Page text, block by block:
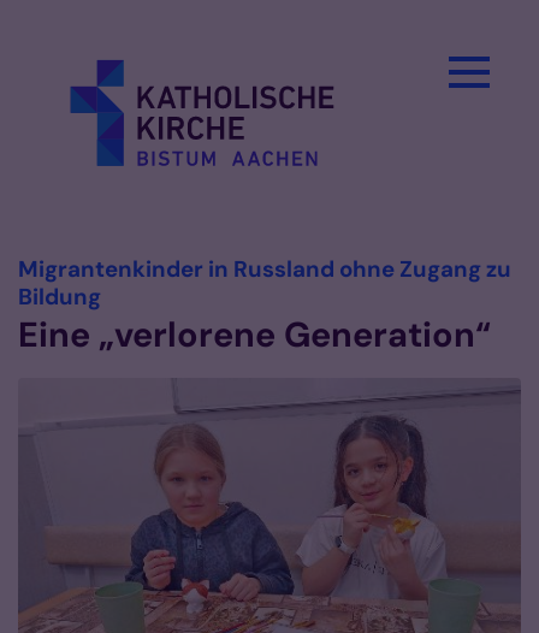
Migrantenkinder in Russland ohne Zugang zu
Bildung:
Eine „verlorene Generation“